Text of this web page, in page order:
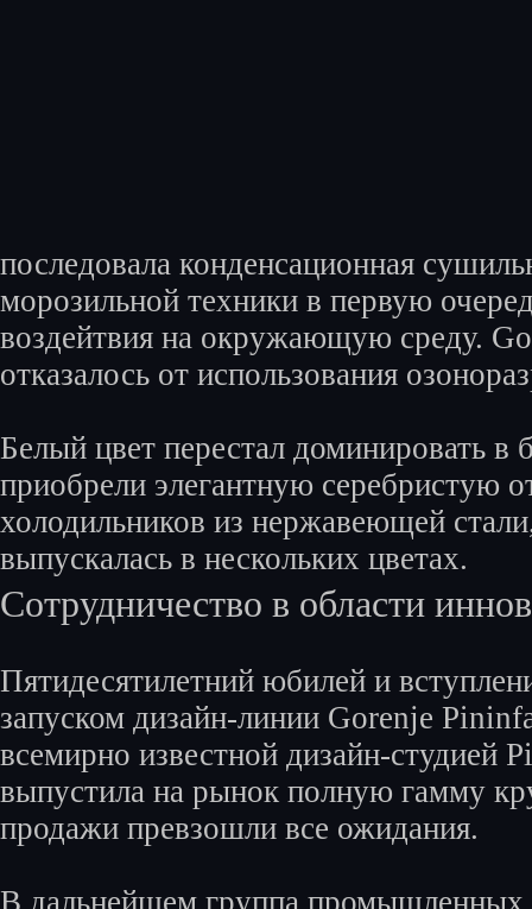
последовала конденсационная
морозильной техники в первую
воздейтвия на окружающую среду.
отказалось от использования
Белый цвет перестал доминировать
приобрели элегантную серебристую
холодильников из нержавеющей
выпускалась в нескольких цветах.
Сотрудничество в области
Пятидесятилетний юбилей и
запуском дизайн-линии Gorenje
всемирно известной дизайн-
выпустила на рынок полную гамму
продажи превзошли все ожидания.
В дальнейшем группа промышленных